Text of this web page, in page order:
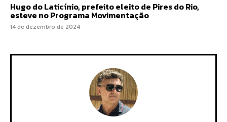
Hugo do Laticínio, prefeito eleito de Pires do Rio,
esteve no Programa Movimentação
14 de dezembro de 2024